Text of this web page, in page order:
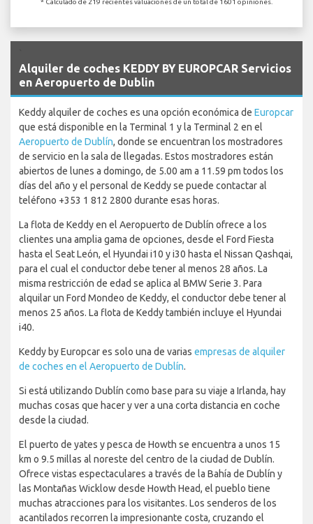
Alquiler de coches KEDDY BY EUROPCAR Servicios
en Aeropuerto de Dublin
Keddy alquiler de coches es una opción económica de Europcar
que está disponible en la Terminal 1 y la Terminal 2 en el
Aeropuerto de Dublín, donde se encuentran los mostradores
de servicio en la sala de llegadas. Estos mostradores están
abiertos de lunes a domingo, de 5.00 am a 11.59 pm todos los
días del año y el personal de Keddy se puede contactar al
teléfono +353 1 812 2800 durante esas horas.
La flota de Keddy en el Aeropuerto de Dublín ofrece a los
clientes una amplia gama de opciones, desde el Ford Fiesta
hasta el Seat León, el Hyundai i10 y i30 hasta el Nissan Qashqai,
para el cual el conductor debe tener al menos 28 años. La
misma restricción de edad se aplica al BMW Serie 3. Para
alquilar un Ford Mondeo de Keddy, el conductor debe tener al
menos 25 años. La flota de Keddy también incluye el Hyundai
i40.
Keddy by Europcar es solo una de varias empresas de alquiler
de coches en el Aeropuerto de Dublín.
Si está utilizando Dublín como base para su viaje a Irlanda, hay
muchas cosas que hacer y ver a una corta distancia en coche
desde la ciudad.
El puerto de yates y pesca de Howth se encuentra a unos 15
km o 9.5 millas al noreste del centro de la ciudad de Dublín.
Ofrece vistas espectaculares a través de la Bahía de Dublín y
las Montañas Wicklow desde Howth Head, el pueblo tiene
muchas atracciones para los visitantes. Los senderos de los
acantilados recorren la impresionante costa, cruzando el